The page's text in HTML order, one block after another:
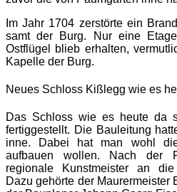
Im Jahr 1704 zerstörte ein
samt der Burg. Nur eine
Ostflügel blieb erhalten,
Kapelle der Burg.
Neues Schloss Kißlegg wie es
Das Schloss wie es heute da
fertiggestellt. Die Bauleitung
inne. Dabei hat man wohl
aufbauen wollen. Nach der
regionale Kunstmeister an die
Dazu gehörte der Maurermeister